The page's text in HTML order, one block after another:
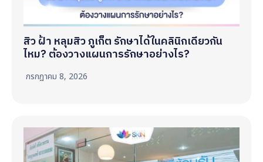
สิว ฝ้า หลุมสิว ภูเก็ต รักษาได้ในคลินิกเดียวกัน
ไหม? ต้องวางแผนการรักษาอย่างไร?
กรกฎาคม 8, 2026